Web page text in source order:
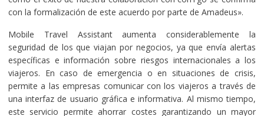
con la formalización de este acuerdo por parte de Amadeus».
Mobile Travel Assistant aumenta considerablemente la
seguridad de los que viajan por negocios, ya que envía alertas
específicas e información sobre riesgos internacionales a los
viajeros. En caso de emergencia o en situaciones de crisis,
permite a las empresas comunicar con los viajeros a través de
una interfaz de usuario gráfica e informativa. Al mismo tiempo,
este servicio permite ahorrar costes garantizando un mayor